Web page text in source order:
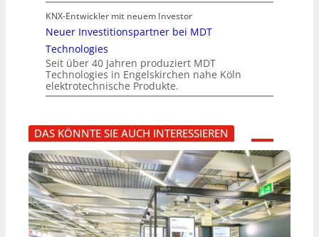
KNX-Entwickler mit neuem Investor
Neuer Investitionspartner bei MDT
Technologies
Seit über 40 Jahren produziert MDT
Technologies in Engelskirchen nahe Köln
elektrotechnische Produkte.
DAS KÖNNTE SIE AUCH INTERESSIEREN